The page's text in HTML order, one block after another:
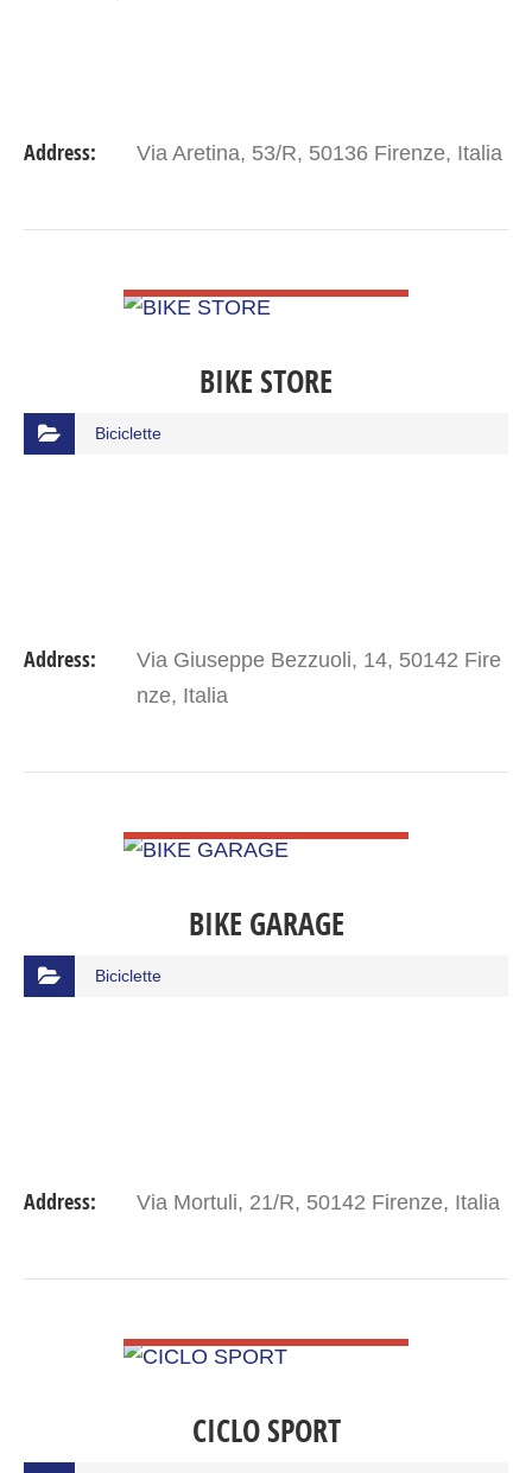
Address: Via Aretina, 53/R, 50136 Firenze, Italia
BIKE STORE
Biciclette
Address:
Via Giuseppe Bezzuoli, 14, 50142 Fire
nze, Italia
BIKE GARAGE
Biciclette
Address: Via Mortuli, 21/R, 50142 Firenze, Italia
CICLO SPORT